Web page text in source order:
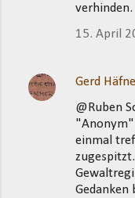
verhinden.
15. April
Gerd
@Ruben
einmal
Gedanken